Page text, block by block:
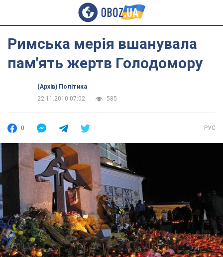
Римська мерія вшанувала
пам'ять жертв Голодомору
(Архів) Політика
22.11.2010 07:02
585
0 РУС